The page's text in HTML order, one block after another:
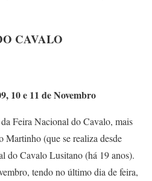
CAVALO
10 e 11 de Novembro
Feira Nacional do Cavalo, mais
Martinho (que se realiza desde
do Cavalo Lusitano (há 19 anos).
tendo no último dia de feira,